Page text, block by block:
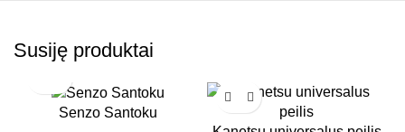
Susiję produktai
Senzo Santoku